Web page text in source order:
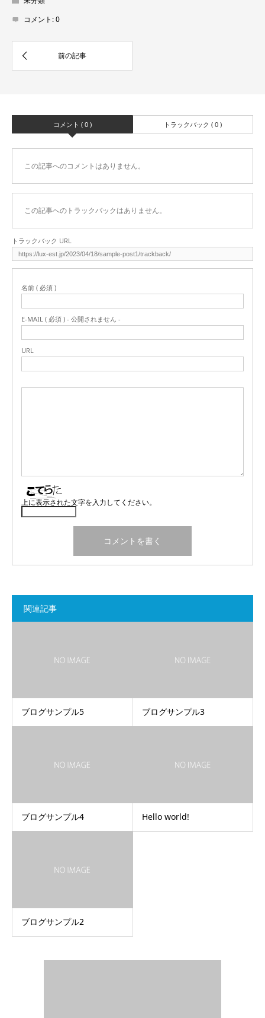
コメント:0
コメント ( 0 ) トラックバック ( 0 )
この記事へのコメントはありません。
この記事へのトラックバックはありません。
トラックバック URL
名前 ( 必須 )
E-MAIL ( 必須 ) - 公開されません -
URL
上に表示された文字を入力してください。
関連記事
ブログサンプル5 ブログサンプル3
ブログサンプル4 Hello world!
ブログサンプル2